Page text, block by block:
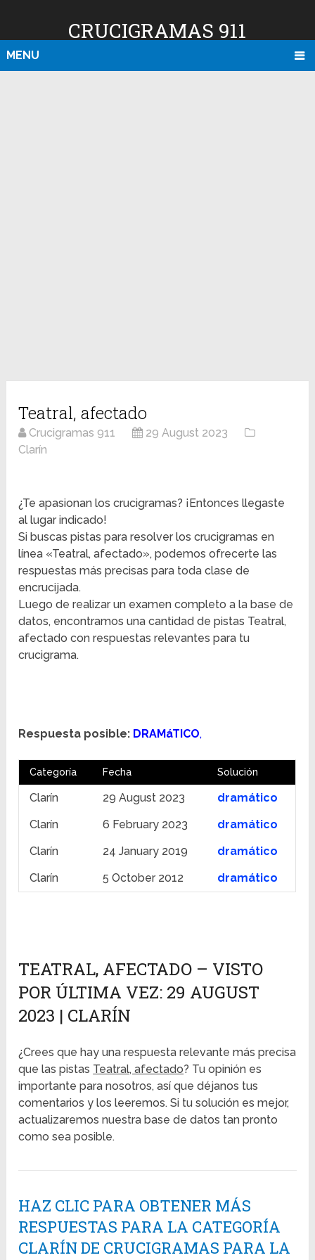
CRUCIGRAMAS 911
MENU
Teatral, afectado
Crucigramas 911
29 August 2023
Clarín
¿Te apasionan los crucigramas? ¡Entonces llegaste
al lugar indicado!
Si buscas pistas para resolver los crucigramas en
línea «Teatral, afectado», podemos ofrecerte las
respuestas más precisas para toda clase de
encrucijada.
Luego de realizar un examen completo a la base de
datos, encontramos una cantidad de pistas Teatral,
afectado con respuestas relevantes para tu
crucigrama.
Respuesta posible: DRAMáTICO,
Categoría Fecha Solución
Clarín 29 August 2023
dramático
Clarín
6 February 2023
dramático
Clarín
24 January 2019
dramático
Clarín
5 October 2012 dramático
TEATRAL, AFECTADO – VISTO
POR ÚLTIMA VEZ: 29 AUGUST
2023 | CLARÍN
¿Crees que hay una respuesta relevante más precisa
que las pistas Teatral, afectado? Tu opinión es
importante para nosotros, así que déjanos tus
comentarios y los leeremos. Si tu solución es mejor,
actualizaremos nuestra base de datos tan pronto
como sea posible.
HAZ CLIC PARA OBTENER MÁS
RESPUESTAS PARA LA CATEGORÍA
CLARÍN DE CRUCIGRAMAS PARA LA